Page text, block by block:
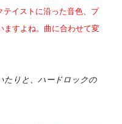
テイストに沿った音色、プ
ますよね。曲に合わせて変
たりと、ハードロックの